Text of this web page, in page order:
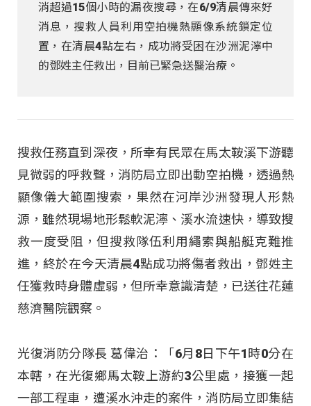
消超過15個小時的漏夜搜尋，在6/9清晨傳來好
消息，搜救人員利用空拍機熱顯像系統鎖定位
置，在清晨4點左右，成功將受困在沙洲泥濘中
的鄧姓主任救出，目前已緊急送醫治療。
搜救任務直到深夜，所幸有民眾在馬太鞍溪下游聽
見微弱的呼救聲，消防局立即出動空拍機，透過熱
顯像儀大範圍搜索，果然在河岸沙洲發現人形熱
源，雖然現場地形鬆軟泥濘、溪水流速快，導致搜
救一度受阻，但搜救隊伍利用繩索與船艇克難推
進，終於在今天清晨4點成功將傷者救出，鄧姓主
任獲救時身體虛弱，但所幸意識清楚，已送往花蓮
慈濟醫院觀察。
光復消防分隊長 葛偉治：「6月8日下午1時0分在
本轄，在光復鄉馬太鞍上游約3公里處，接獲一起
一部工程車，遭溪水沖走的案件，消防局立即集結